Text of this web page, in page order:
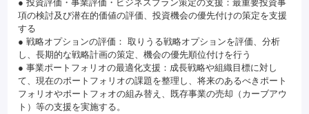
● 投資評価・事業評価・ビジネスプラン策定の支援：最重要投資事
項の検討及び潜在的価値の評価、投資機会の優先付けの策定を支援
する
● 戦略オプションの評価： 取りうる戦略オプションを評価、分析
し、長期的な戦略計画の策定、機会の優先順位付けを行う
● 事業ポートフォリオの最適化支援：成長戦略や組織目標に対し
て、現在のポートフォリオの課題を整理し、将来のあるべきポート
フォリオやポートフォオの組み替え、既存事業の売却（カーブアウ
ト）等の支援を実施する。